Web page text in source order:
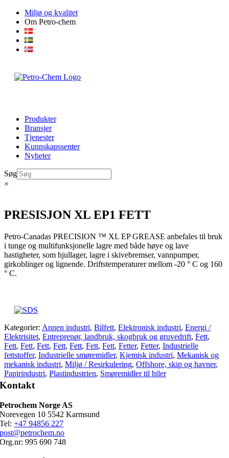
Skip
content
Miljø og kvalitet
Om Petro-chem
Produkter
Bransjer
Tjenester
Kunnskapssenter
Nyheter
Søg
×
PRESISJON XL EP1 FETT
Petro-Canadas PRECISION ™ XL EP GREASE anbefales til bruk
i tunge og multifunksjonelle lagre med både høye og lave
hastigheter, som hjullager, lagre i skivebremser, vannpumper,
girkoblinger og lignende. Driftstemperaturer mellom -20 ° C og 160
° C.
Kategorier: Annen industri, Bilfett, Elektronisk industri, Energi /
Elektrisitet, Entreprenør, landbruk, skogbruk og gruvedrift, Fett,
Fett, Fett, Fett, Fett, Fett, Fett, Fett, Fetter, Fetter, Industrielle
fettstoffer, Industrielle smøremidler, Kjemisk industri, Mekanisk og
mekanisk industri, Miljø / Resirkulering, Offshore, skip og havner,
Papirindustri, Plastindustrien, Smøremidler til biler
Kontakt
Petrochem Norge AS
Norevegen 10 5542 Karmsund
Tel:+47 94856 227
post@petrochem.no
Org.nr: 995 690 748